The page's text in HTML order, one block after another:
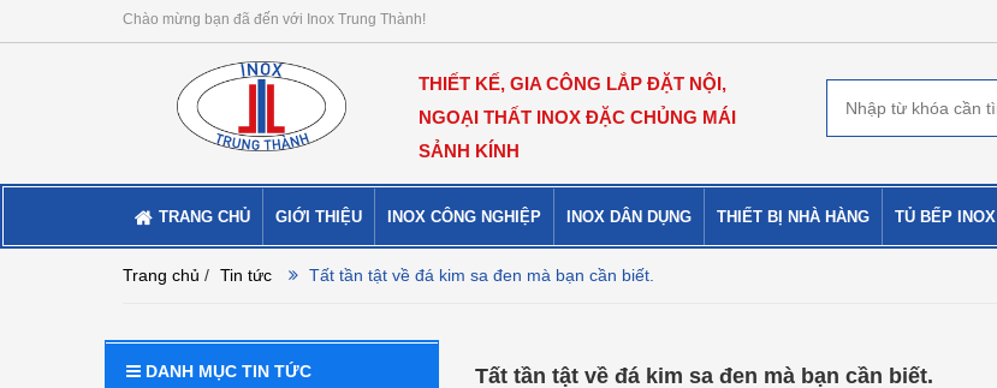
Chào mừng bạn đã đến với Inox Trung Thành!
THIẾT KẾ, GIA CÔNG LẮP ĐẶT NỘI,
NGOẠI THẤT INOX ĐẶC CHỦNG MÁI
SẢNH KÍNH
TRANG CHỦ GIỚI THIỆU INOX CÔNG NGHIỆP INOX DÂN DỤNG THIẾT BỊ NHÀ HÀNG TỦ BẾP INOX
Trang chủ / Tin tức Tất tần tật về đá kim sa đen mà bạn cần biết.
DANH MỤC TIN TỨC Tất tần tật về đá kim sa đen mà bạn cần biết.